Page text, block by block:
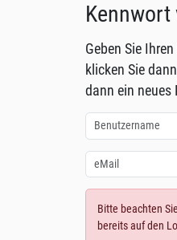
Kennwort
Geben Sie
klicken Sie
dann ein neues
Bitte beachten
bereits auf den